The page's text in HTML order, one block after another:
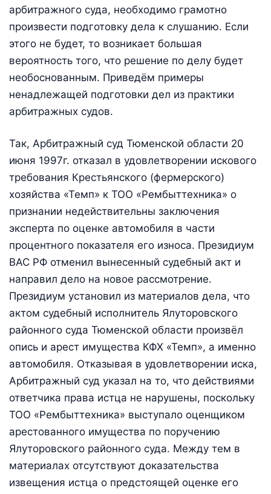
арбитражного суда, необходимо грамотно
произвести подготовку дела к слушанию. Если
этого не будет, то возникает большая
вероятность того, что решение по делу будет
необоснованным. Приведём примеры
ненадлежащей подготовки дел из практики
арбитражных судов.
Так, Арбитражный суд Тюменской области 20
июня 1997г. отказал в удовлетворении искового
требования Крестьянского (фермерского)
хозяйства «Темп» к ТОО «Рембыттехника» о
признании недействительны заключения
эксперта по оценке автомобиля в части
процентного показателя его износа. Президиум
ВАС РФ отменил вынесенный судебный акт и
направил дело на новое рассмотрение.
Президиум установил из материалов дела, что
актом судебный исполнитель Ялуторовского
районного суда Тюменской области произвёл
опись и арест имущества КФХ «Темп», а именно
автомобиля. Отказывая в удовлетворении иска,
Арбитражный суд указал на то, что действиями
ответчика права истца не нарушены, поскольку
ТОО «Рембыттехника» выступало оценщиком
арестованного имущества по поручению
Ялуторовского районного суда. Между тем в
материалах отсутствуют доказательства
извещения истца о предстоящей оценке его